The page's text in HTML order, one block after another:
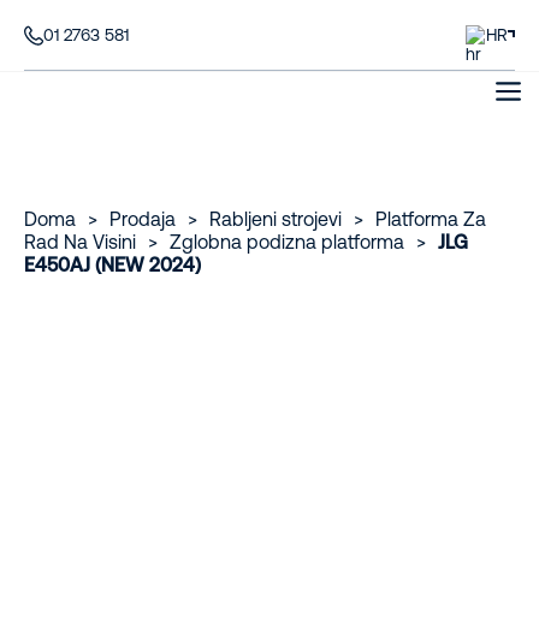
01 2763 581 HR
Doma > Prodaja > Rabljeni strojevi >
Platforma Za
Rad Na Visini
> Zglobna podizna platforma > JLG
E450AJ (NEW 2024)